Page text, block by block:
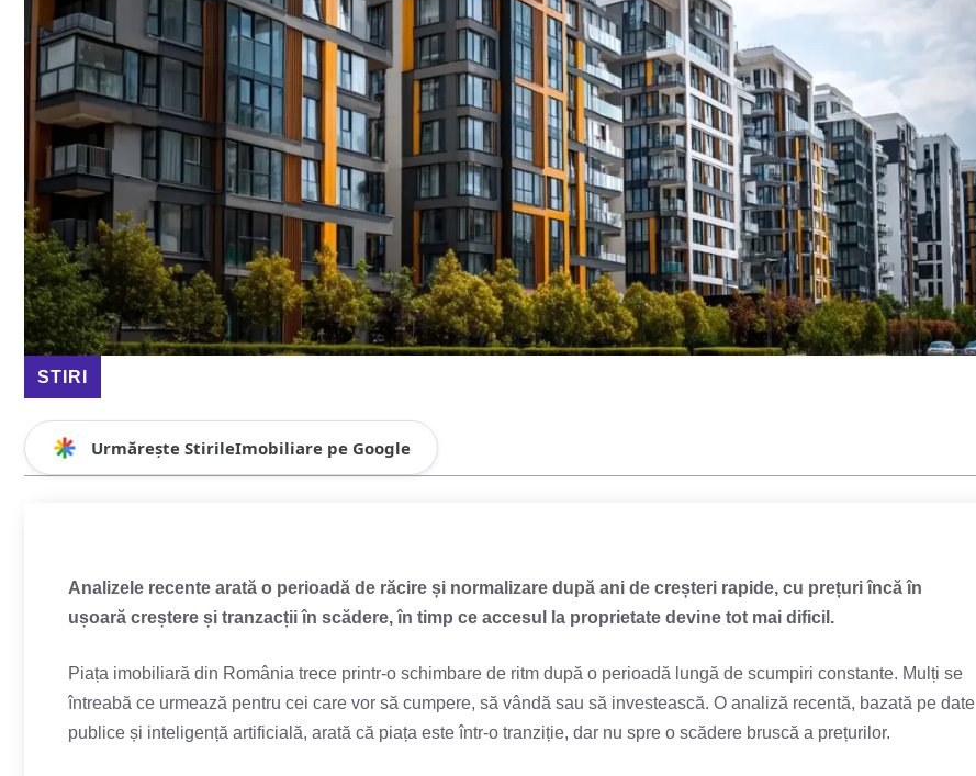
STIRI
Urmărește StirileImobiliare pe Google
Analizele recente arată o perioadă de răcire și normalizare după ani de creșteri rapide, cu prețuri încă în
ușoară creștere și tranzacții în scădere, în timp ce accesul la proprietate devine tot mai dificil.
Piața imobiliară din România trece printr-o schimbare de ritm după o perioadă lungă de scumpiri constante. Mulți se
întreabă ce urmează pentru cei care vor să cumpere, să vândă sau să investească. O analiză recentă, bazată pe date
publice și inteligență artificială, arată că piața este într-o tranziție, dar nu spre o scădere bruscă a prețurilor.